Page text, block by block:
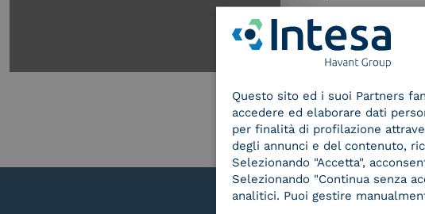
Questo sito ed i suoi Partners
accedere ed elaborare dati
per finalità di profilazione
degli annunci e del contenuto,
Selezionando "Accetta",
Selezionando "Continua senza
analitici. Puoi gestire